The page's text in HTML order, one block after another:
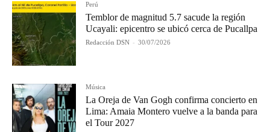
Perú
Temblor de magnitud 5.7 sacude la región
Ucayali: epicentro se ubicó cerca de Pucallpa
Redacción DSN - 30/07/2026
Música
La Oreja de Van Gogh confirma concierto en
Lima: Amaia Montero vuelve a la banda para
el Tour 2027